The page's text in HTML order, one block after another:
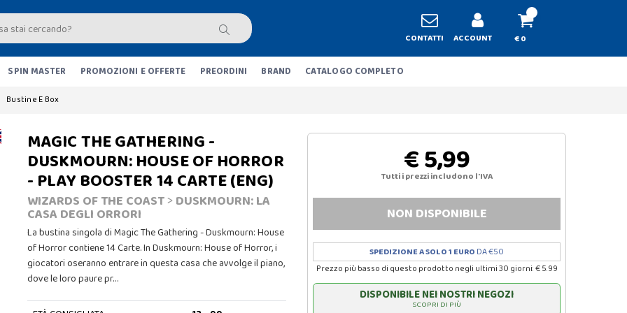
CONTATTI ACCOUNT € 0
SPIN MASTER PROMOZIONI E OFFERTE PREORDINI BRAND CATALOGO COMPLETO
Bustine E Box
MAGIC THE GATHERING -
DUSKMOURN: HOUSE OF HORROR
- PLAY BOOSTER 14 CARTE (ENG)
WIZARDS OF THE COAST> DUSKMOURN: LA
CASA DEGLI ORRORI
La bustina singola di Magic The Gathering - Duskmourn: House
of Horror contiene 14 Carte. In Duskmourn: House of Horror, i
giocatori oseranno entrare in questa casa che avvolge il piano,
dove le loro paure pr…
€ 5,99
Tutti i prezzi includono l'IVA
NON DISPONIBILE
SPEDIZIONE A SOLO 1 EURO DA €50
Prezzo più basso di questo prodotto negli ultimi 30 giorni: € 5.99
DISPONIBILE NEI NOSTRI NEGOZI
SCOPRI DI PIÙ